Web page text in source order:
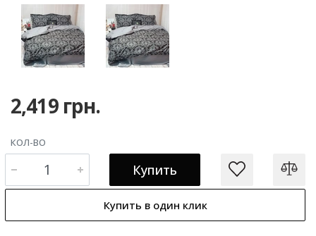
2,419 грн.
КОЛ-ВО
Купить
Купить в один клик